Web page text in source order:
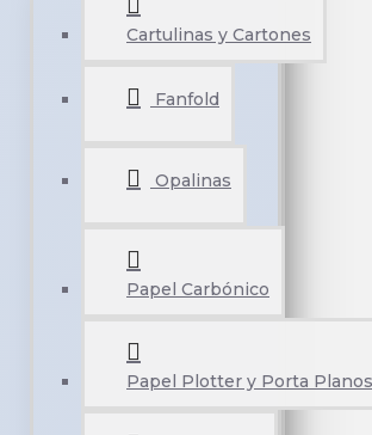
Cartulinas y Cartones
Fanfold
Opalinas
Papel Carbónico
Papel Plotter y Porta Planos